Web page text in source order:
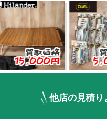
価格
円
買取価格
5,000円
他店の見積